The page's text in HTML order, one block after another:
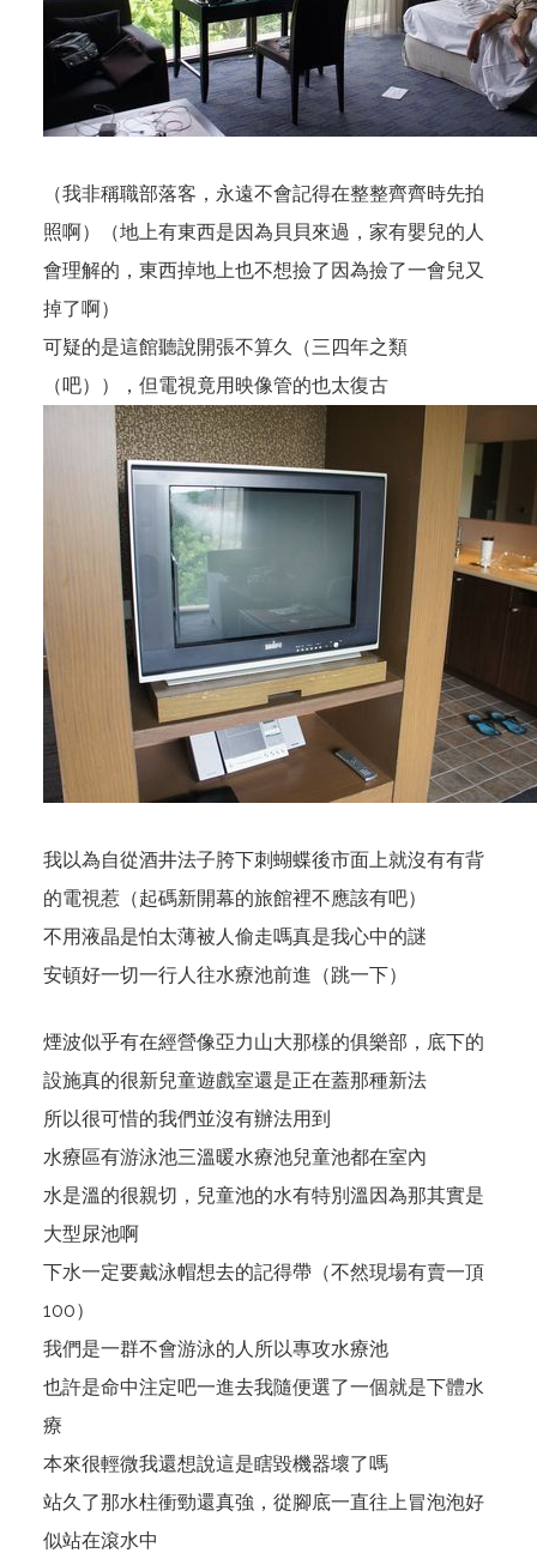
（我非稱職部落客，永遠不會記得在整整齊齊時先拍
照啊）（地上有東西是因為貝貝來過，家有嬰兒的人
會理解的，東西掉地上也不想撿了因為撿了一會兒又
掉了啊）
可疑的是這館聽說開張不算久（三四年之類
（吧）），但電視竟用映像管的也太復古
我以為自從酒井法子胯下刺蝴蝶後市面上就沒有有背
的電視惹（起碼新開幕的旅館裡不應該有吧）
不用液晶是怕太薄被人偷走嗎真是我心中的謎
安頓好一切一行人往水療池前進（跳一下）
煙波似乎有在經營像亞力山大那樣的俱樂部，底下的
設施真的很新兒童遊戲室還是正在蓋那種新法
所以很可惜的我們並沒有辦法用到
水療區有游泳池三溫暖水療池兒童池都在室內
水是溫的很親切，兒童池的水有特別溫因為那其實是
大型尿池啊
下水一定要戴泳帽想去的記得帶（不然現場有賣一頂
100）
我們是一群不會游泳的人所以專攻水療池
也許是命中注定吧一進去我隨便選了一個就是下體水
療
本來很輕微我還想說這是瞎毀機器壞了嗎
站久了那水柱衝勁還真強，從腳底一直往上冒泡泡好
似站在滾水中